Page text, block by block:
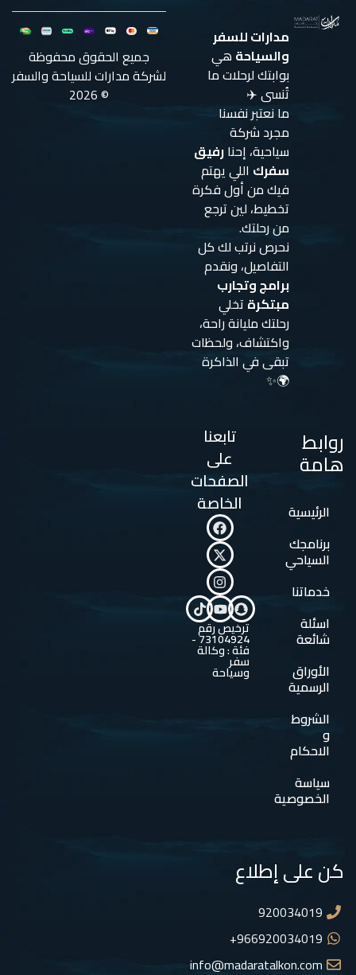
مدارات للسفر
والسياحة هي
بوابتك لرحلات ما
تُنسى ✈️
ما نعتبر نفسنا
مجرد شركة
سياحية، إحنارفيق
سفرك اللي يهتم
فيك من أول فكرة
تخطيط، لين ترجع
من رحلتك.
نحرص نرتب لك كل
التفاصيل، ونقدم
برامج وتجارب
مبتكرة تخلي
رحلتك مليانة راحة،
واكتشاف، ولحظات
تبقى في الذاكرة
🌍✨
روابط
هامة
الرئيسية
برنامجك
السياحي
خدماتنا
اسئلة
شائعة
الأوراق
الرسمية
الشروط
و
الاحكام
سياسة
الخصوصية
تابعنا
على
الصفحات
الخاصة
ترخيص رقم
73104924 -
فئة : وكالة
سفر
وسياحة
كن على إطلاع
920034019
966920034019+
info@madaratalkon.com
جميع الحقوق محفوظة
لشركة مدارات للسياحة والسفر
© 2026